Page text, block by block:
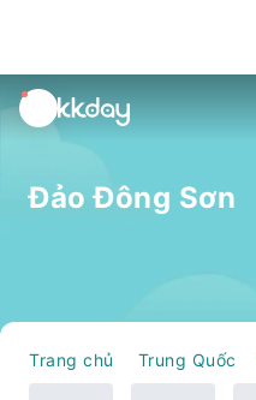
unread
notifications
Đảo Đông Sơn
Trang chủ Trung Quốc